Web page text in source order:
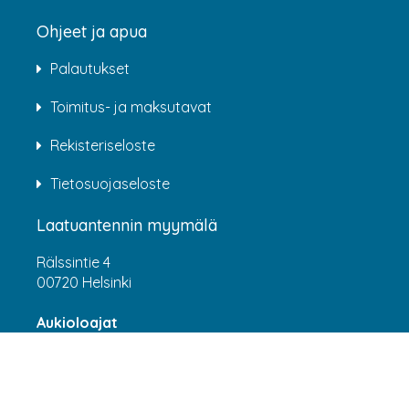
Ohjeet ja apua
Palautukset
Toimitus- ja maksutavat
Rekisteriseloste
Tietosuojaseloste
Laatuantennin myymälä
Rälssintie 4
00720 Helsinki
Aukioloajat